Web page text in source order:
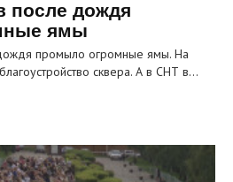
после дождя
ямы
промыло огромные ямы. На
сквера. А в СНТ в…